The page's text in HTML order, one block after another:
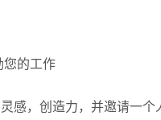
的工作
感，创造力，并邀请一